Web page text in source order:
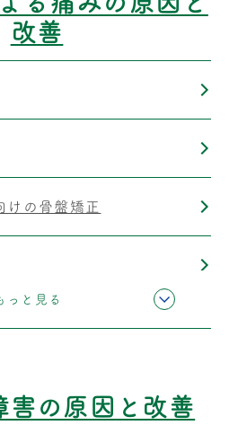
改善
けの骨盤矯正
っと見る
害の原因と改善